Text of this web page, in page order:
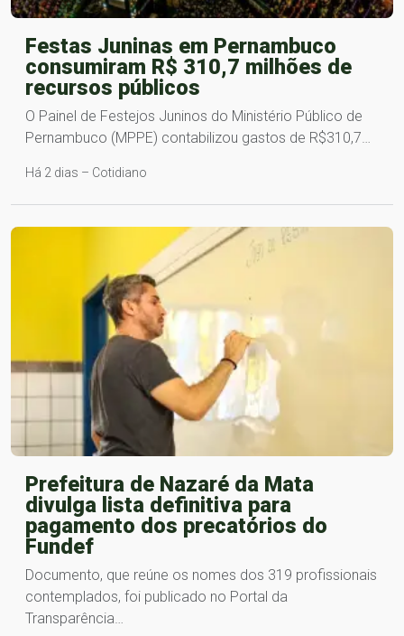
Festas Juninas em Pernambuco
consumiram R$ 310,7 milhões de
recursos públicos
O Painel de Festejos Juninos do Ministério Público de
Pernambuco (MPPE) contabilizou gastos de R$310,7…
Há 2 dias – Cotidiano
Prefeitura de Nazaré da Mata
divulga lista definitiva para
pagamento dos precatórios do
Fundef
Documento, que reúne os nomes dos 319 profissionais
contemplados, foi publicado no Portal da
Transparência…